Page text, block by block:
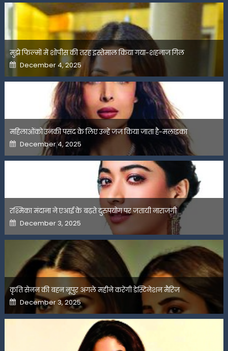
मुझे फिल्मों में शोपीस की तरह इस्तेमाल किया गया-शहनाज गिल
Posted
on
December 4, 2025
महिलाओंको उनकी पसंद के लिए उन्हें जज किया जाता है-मलाइका
Posted
on
December 4, 2025
रश्मिका मंदाना ने एआई के बढ़ते दुरुपयोग पर जतायी नाराजगी
Posted
on
December 3, 2025
कृति सेनन की बहन नूपुर अगले महीने करेंगी डेस्टिनेशन मैरिज
Posted
on
December 3, 2025